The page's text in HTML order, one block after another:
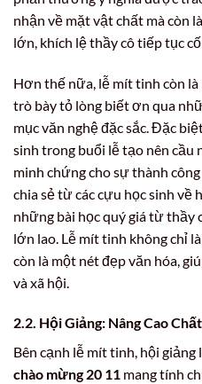
nhận về mặt vật chất mà còn
lớn, khích lệ thầy cô tiếp tục
Hơn thế nữa, lễ mít tinh còn là
trò bày tỏ lòng biết ơn qua
mục văn nghệ đặc sắc. Đặc
sinh trong buổi lễ tạo nên cầu
minh chứng cho sự thành
chia sẻ từ các cựu học sinh
những bài học quý giá từ thầy
lớn lao. Lễ mít tinh không chỉ
còn là một nét đẹp văn hóa,
và xã hội.
2.2. Hội Giảng: Nâng Cao
Bên cạnh lễ mít tinh, hội giảng
chào mừng 20 11 mang tính